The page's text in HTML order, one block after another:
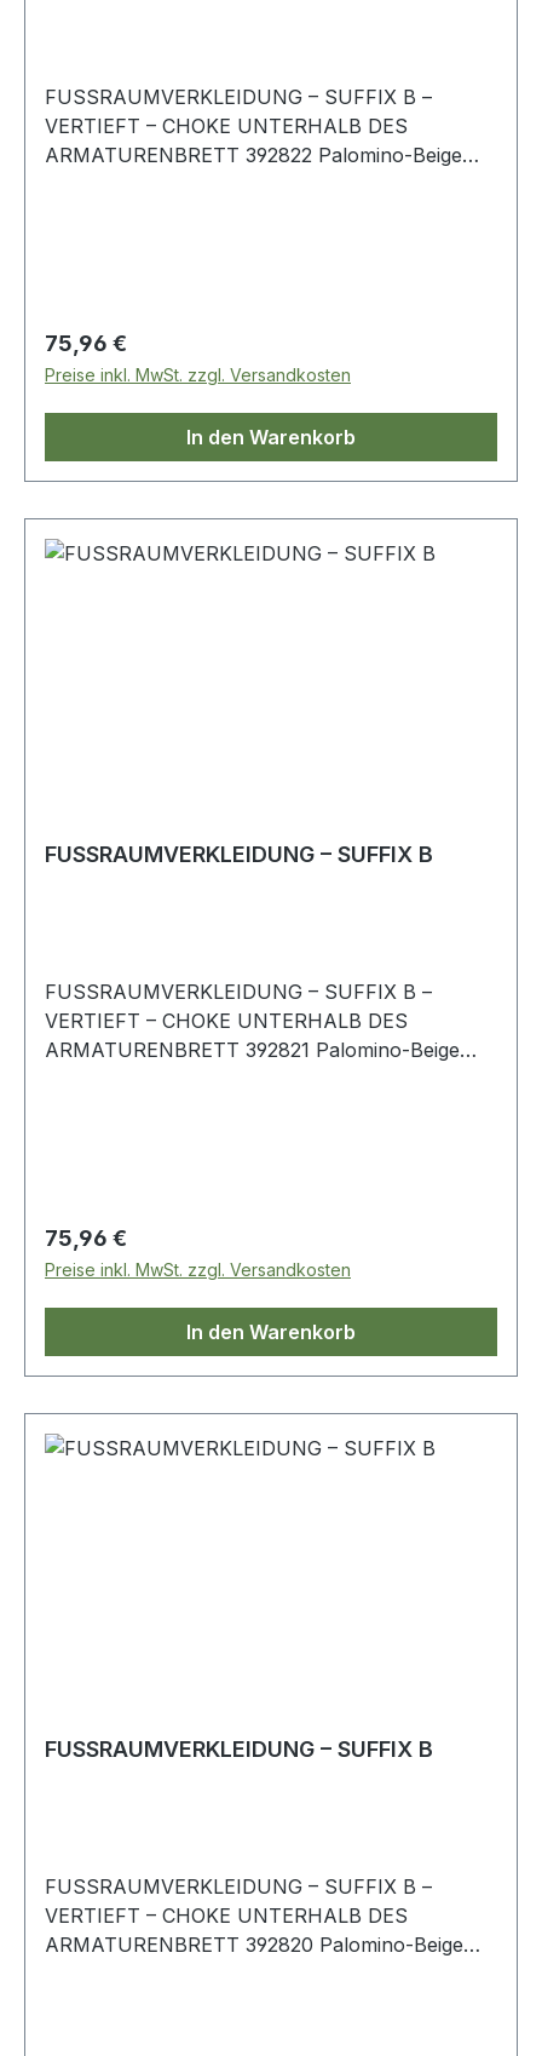
FUSSRAUMVERKLEIDUNG – SUFFIX B –
VERTIEFT – CHOKE UNTERHALB DES
ARMATURENBRETT 392822 Palomino-Beige
Regulärer Preis:
75,96 €
Preise inkl. MwSt. zzgl. Versandkosten
In den Warenkorb
FUSSRAUMVERKLEIDUNG – SUFFIX B
FUSSRAUMVERKLEIDUNG – SUFFIX B –
VERTIEFT – CHOKE UNTERHALB DES
ARMATURENBRETT 392821 Palomino-Beige
Regulärer Preis:
75,96 €
Preise inkl. MwSt. zzgl. Versandkosten
In den Warenkorb
FUSSRAUMVERKLEIDUNG – SUFFIX B
FUSSRAUMVERKLEIDUNG – SUFFIX B –
VERTIEFT – CHOKE UNTERHALB DES
ARMATURENBRETT 392820 Palomino-Beige